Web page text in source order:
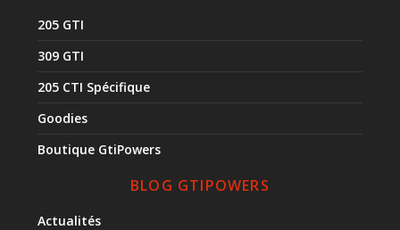
205 GTI
309 GTI
205 CTI Spécifique
Goodies
Boutique GtiPowers
BLOG GTIPOWERS
Actualités